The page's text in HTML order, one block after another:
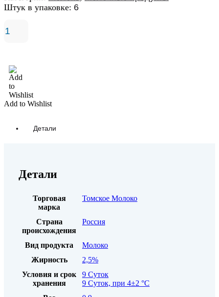
Штук в упаковке: 6
Add to Wishlist
Детали
Детали
Торговая
марка
Томское Молоко
Страна
происхождения
Россия
Вид продукта
Молоко
Жирность
2,5%
Условия и срок
хранения
9 Суток
9 Суток, при 4±2 °С